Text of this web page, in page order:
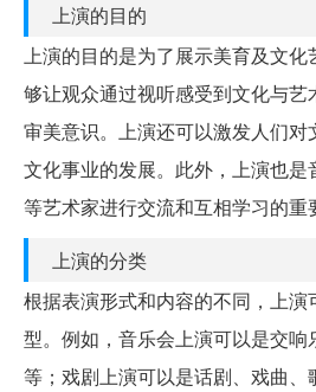
上演的目的
上演的目的是为了展示美育及文
够让观众通过视听感受到文化与艺
审美意识。上演还可以激发人们对
文化事业的发展。此外，上演也是
等艺术家进行交流和互相学习的重
上演的分类
根据表演形式和内容的不同，上
型。例如，音乐会上演可以是交
等；戏剧上演可以是话剧、戏曲